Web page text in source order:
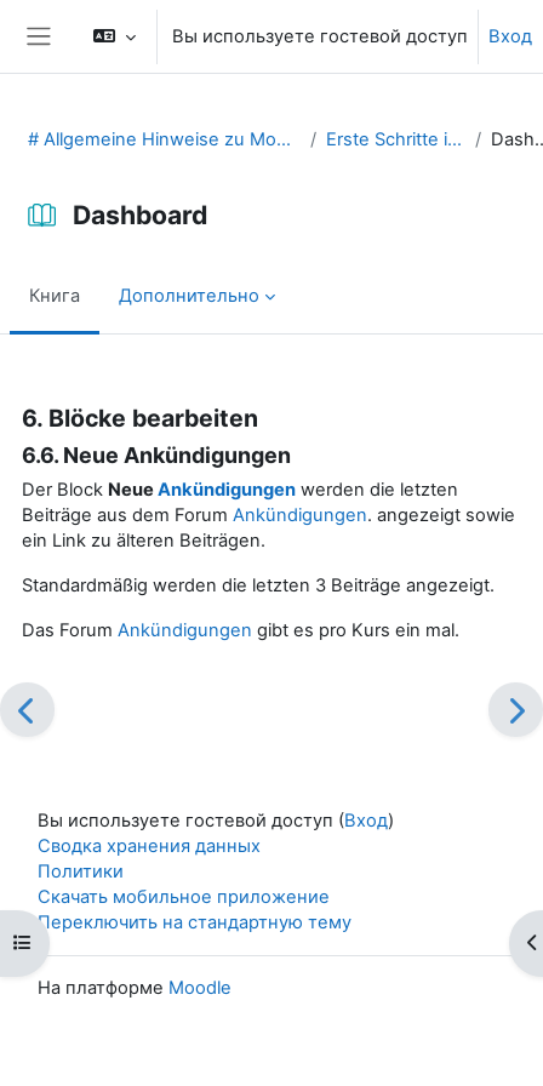
Перейти к основному содержанию
Боковая панель
Вы используете гостевой доступ Вход
Открыть оглавление курса
# Allgemeine Hinweise zu Moodle (29131475) Erste Schritte in Moodle
Dashboard
Книга Дополнительно
6. Blöcke bearbeiten
6.6. Neue Ankündigungen
Der Block NeueAnkündigungen werden die letzten
Beiträge aus dem Forum Ankündigungen. angezeigt sowie
ein Link zu älteren Beiträgen.
Standardmäßig werden die letzten 3 Beiträge angezeigt.
Das Forum Ankündigungen gibt es pro Kurs ein mal.
Вы используете гостевой доступ (Вход)
Сводка хранения данных
Политики
Скачать мобильное приложение
Переключить на стандартную тему
На платформе Moodle